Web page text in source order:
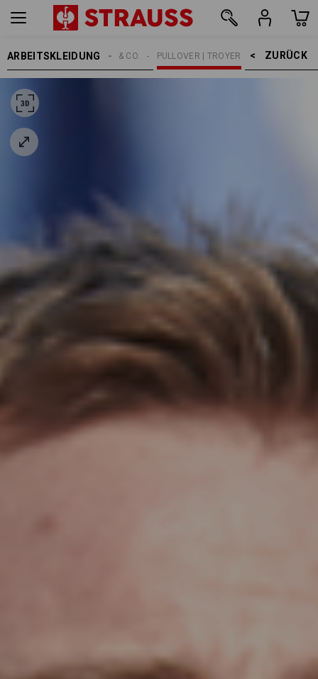
ARBEITSKLEIDUNG ZURÜCK    >
PULLOVER | TROYER
SHIRTS & CO.
HERREN